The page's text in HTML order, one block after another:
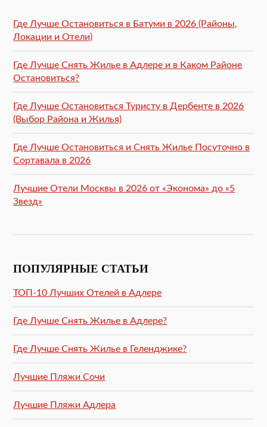
Где Лучше Остановиться в Батуми в 2026 (Районы,
Локации и Отели)
Где Лучше Снять Жилье в Адлере и в Каком Районе
Остановиться?
Где Лучше Остановиться Туристу в Дербенте в 2026
(Выбор Района и Жилья)
Где Лучше Остановиться и Снять Жилье Посуточно в
Сортавала в 2026
Лучшие Отели Москвы в 2026 от «Эконома» до «5
Звезд»
ПОПУЛЯРНЫЕ СТАТЬИ
ТОП-10 Лучших Отелей в Адлере
Где Лучше Снять Жилье в Адлере?
Где Лучше Снять Жилье в Геленджике?
Лучшие Пляжи Сочи
Лучшие Пляжи Адлера